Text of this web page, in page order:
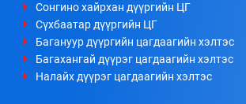
Сонгино хайрхан дүүргийн ЦГ
Сүхбаатар дүүргийн ЦГ
Багануур дүүргийн цагдаагийн хэлтэс
Багахангай дүүрэг цагдаагийн хэлтэс
Налайх дүүрэг цагдаагийн хэлтэс